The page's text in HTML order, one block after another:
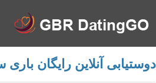
دوستیابی آنلاین رایگان باری